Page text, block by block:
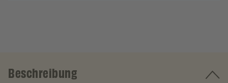
Beschreibung